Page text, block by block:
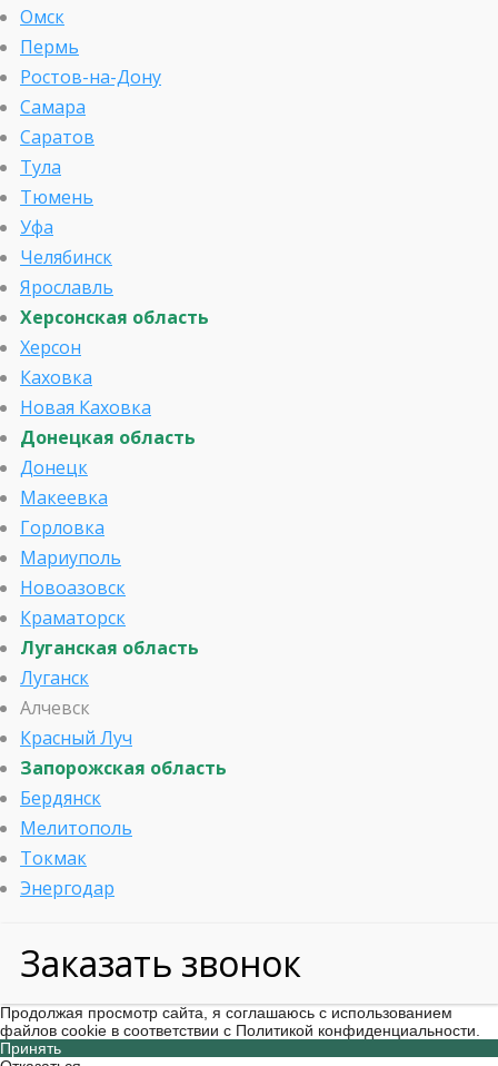
Омск
Пермь
Ростов-на-Дону
Самара
Саратов
Тула
Тюмень
Уфа
Челябинск
Ярославль
Херсонская область
Херсон
Каховка
Новая Каховка
Донецкая область
Донецк
Макеевка
Горловка
Мариуполь
Новоазовск
Краматорск
Луганская область
Луганск
Алчевск
Красный Луч
Запорожская область
Бердянск
Мелитополь
Токмак
Энергодар
Заказать звонок
Продолжая просмотр сайта, я соглашаюсь с использованием
файлов cookie в соответствии с Политикой конфиденциальности.
Принять